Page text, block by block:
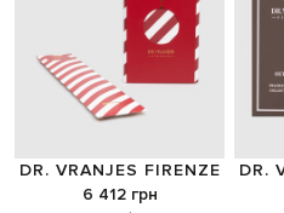
DR. VRANJES FIRENZE
6 412 грн
DR.